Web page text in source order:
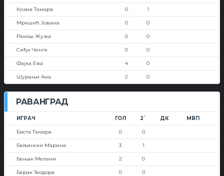
Козма Тамара 0 1
Мркшић Јована 0 0
Ракош Жужа 0 0
Сиђи Ченге 0 0
Фајка Ева 4 0
Шурањи Ана 2 0
РАВАНГРАД
ИГРАЧ ГОЛ 2` ДК МВП
Баста Тамара 0 0
Бељански Марина 3 1
Бењак Мелани 2 0
Берак Теодора 0 0